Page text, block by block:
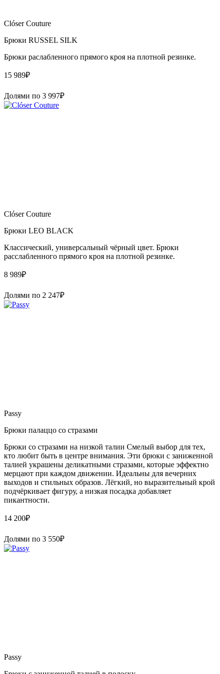
Clóser Couture
Брюки RUSSEL SILK
Брюки раслабленного прямого кроя на плотной резинке.
15 989₽
Долями по 3 997₽
Clóser Couture
Брюки LEO BLACK
Классический, универсальный чёрный цвет. Брюки
расслабленного прямого кроя на плотной резинке.
8 989₽
Долями по 2 247₽
Passy
Брюки палаццо со стразами
Брюки со стразами на низкой талии Смелый выбор для тех,
кто любит быть в центре внимания. Эти брюки с заниженной
талией украшены деликатными стразами, которые эффектно
мерцают при каждом движении. Идеальны для вечерних
выходов и стильных образов. Лёгкий, но выразительный крой
подчёркивает фигуру, а низкая посадка добавляет
пикантности.
14 200₽
Долями по 3 550₽
Passy